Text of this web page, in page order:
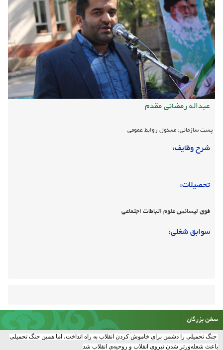
عبداله رمضانی مقدم
پست سازمانی: مسئول روابط عمومی
شرح وظایف:
تحصیلات:
فوق لیسانس علوم اتباطات اجتماعی
سوابق شغلی:
سخن بزرگان
جنگ تحمیلی را دشمن برای خاموش کردن انقلاب به راه انداخت، اما همین جنگ تحمیلی
باعث شعله‌ورتر شدن نیروی انقلاب و روحیه‌ی انقلاب شد